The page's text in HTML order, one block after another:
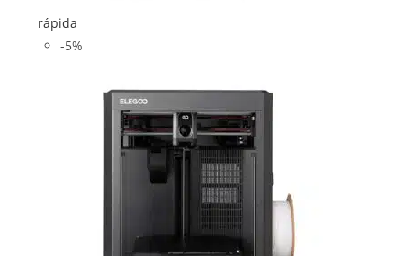
rápida
-5%